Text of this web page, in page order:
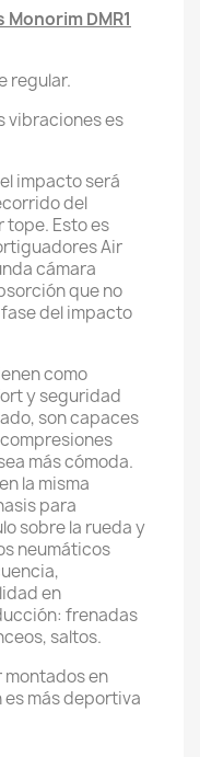
DMR1
regular.
vibraciones es
impacto será
del
tope. Esto es
Air
cámara
que no
del impacto
como
y seguridad
son capaces
más cómoda.
la misma
para
sobre la rueda y
neumáticos
en
frenadas
saltos.
montados en
más deportiva